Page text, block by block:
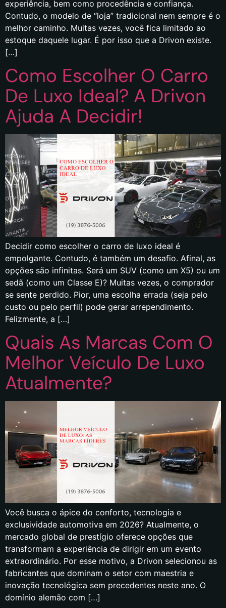
experiência, bem como procedência e confiança.
Contudo, o modelo de “loja” tradicional nem sempre é o
melhor caminho. Muitas vezes, você fica limitado ao
estoque daquele lugar. É por isso que a Drivon existe.
[…]
Como Escolher O Carro
De Luxo Ideal? A Drivon
Ajuda A Decidir!
Decidir como escolher o carro de luxo ideal é
empolgante. Contudo, é também um desafio. Afinal, as
opções são infinitas. Será um SUV (como um X5) ou um
sedã (como um Classe E)? Muitas vezes, o comprador
se sente perdido. Pior, uma escolha errada (seja pelo
custo ou pelo perfil) pode gerar arrependimento.
Felizmente, a […]
Quais As Marcas Com O
Melhor Veículo De Luxo
Atualmente?
Você busca o ápice do conforto, tecnologia e
exclusividade automotiva em 2026? Atualmente, o
mercado global de prestígio oferece opções que
transformam a experiência de dirigir em um evento
extraordinário. Por esse motivo, a Drivon selecionou as
fabricantes que dominam o setor com maestria e
inovação tecnológica sem precedentes neste ano. O
domínio alemão com […]